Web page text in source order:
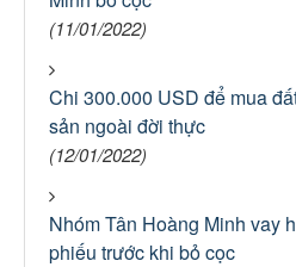
(11/01/2022)
Chi 300.000 USD để mua
sản ngoài đời thực
(12/01/2022)
Nhóm Tân Hoàng Minh vay
phiếu trước khi bỏ cọc